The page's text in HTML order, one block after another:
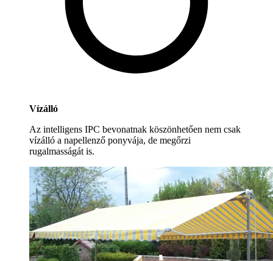
Vízálló
Az intelligens IPC bevonatnak köszönhetően nem csak
vízálló a napellenző ponyvája, de megőrzi
rugalmasságát is.